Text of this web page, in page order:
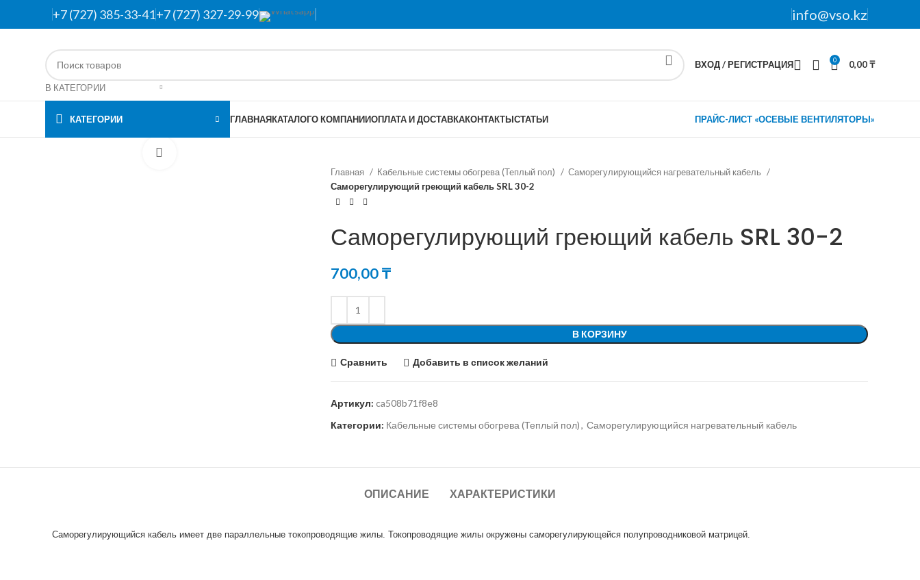
+7 (727) 385-33-41+7 (727) 327-29-99 info@vso.kz
В КАТЕГОРИИ
ВХОД / РЕГИСТРАЦИЯ 0 0,00₸
КАТЕГОРИИ ГЛАВНАЯКАТАЛОГО КОМПАНИИОПЛАТА И ДОСТАВКАКОНТАКТЫСТАТЬИ ПРАЙС-ЛИСТ «ОСЕВЫЕ ВЕНТИЛЯТОРЫ»
Главная
Кабельные системы обогрева (Теплый пол)
Саморегулирующийся нагревательный кабель
Саморегулирующий греющий кабель SRL 30-2
Саморегулирующий греющий кабель SRL 30-2
700,00₸
В КОРЗИНУ
Сравнить Добавить в список желаний
Артикул:ca508b71f8e8
Категории: Кабельные системы обогрева (Теплый пол), Саморегулирующийся нагревательный кабель
ОПИСАНИЕ ХАРАКТЕРИСТИКИ
Саморегулирующийся кабель имеет две параллельные токопроводящие жилы. Токопроводящие жилы окружены саморегулирующейся полупроводниковой матрицей.